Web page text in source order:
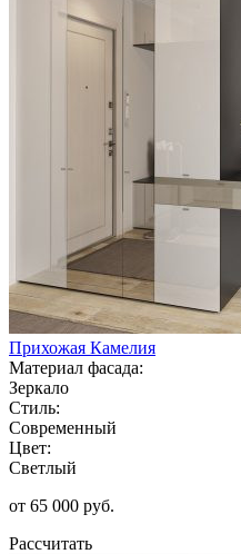
Прихожая Камелия
Материал фасада:
Зеркало
Стиль:
Современный
Цвет:
Светлый
от 65 000 руб.
Рассчитать